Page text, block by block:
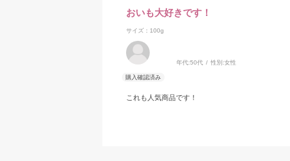
おいも大好きです！
サイズ：100g
年代:50代 性別:女性
これも人気商品です！